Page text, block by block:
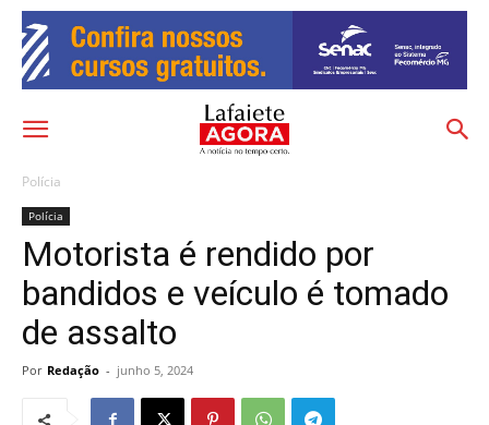
Polícia
Polícia
Motorista é rendido por
bandidos e veículo é tomado
de assalto
Por Redação - junho 5, 2024